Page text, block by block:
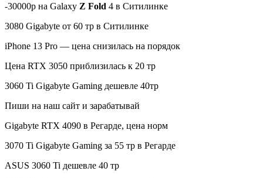
-30000р на Galaxy Z Fold 4 в Ситилинке
3080 Gigabyte от 60 тр в Ситилинке
iPhone 13 Pro — цена снизилась на порядок
Цена RTX 3050 приблизилась к 20 тр
3060 Ti Gigabyte Gaming дешевле 40тр
Пиши на наш сайт и зарабатывай
Gigabyte RTX 4090 в Регарде, цена норм
3070 Ti Gigabyte Gaming за 55 тр в Регарде
ASUS 3060 Ti дешевле 40 тр